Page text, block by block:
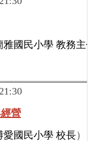
雅國民小學 教務主
營
愛國民小學 校長）